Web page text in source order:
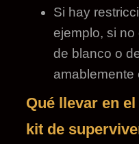
Si hay
ejemplo, si
de blanco o
amablemente
Qué llevar en
kit de